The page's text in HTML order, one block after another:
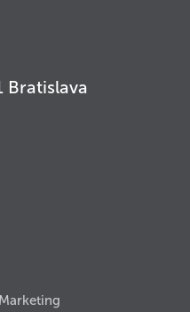
Bratislava
Marketing